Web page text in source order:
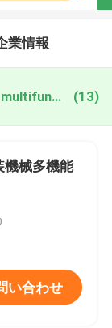
業情報
food powder packaging machine multifunction オンライン製造 (13)
機械多機能
い合わせ